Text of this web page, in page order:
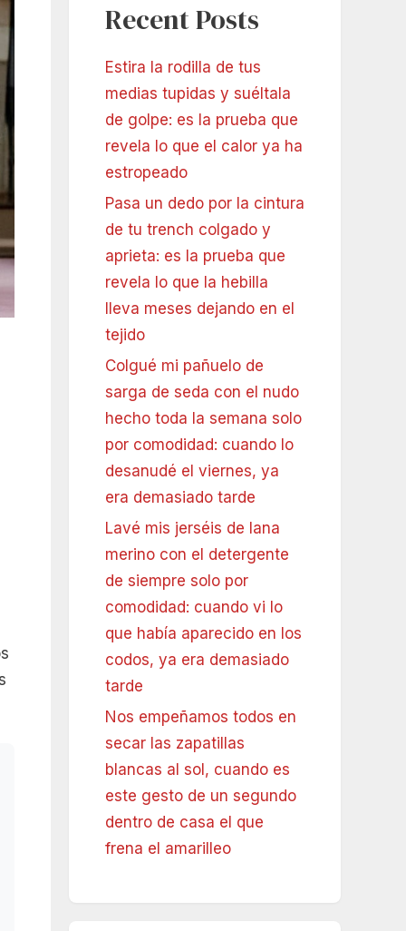
Recent Posts
Estira la rodilla de tus
medias tupidas y suéltala
de golpe: es la prueba que
revela lo que el calor ya ha
estropeado
Pasa un dedo por la cintura
de tu trench colgado y
aprieta: es la prueba que
revela lo que la hebilla
lleva meses dejando en el
tejido
Colgué mi pañuelo de
sarga de seda con el nudo
hecho toda la semana solo
por comodidad: cuando lo
desanudé el viernes, ya
era demasiado tarde
Lavé mis jerséis de lana
merino con el detergente
de siempre solo por
comodidad: cuando vi lo
que había aparecido en los
codos, ya era demasiado
tarde
Nos empeñamos todos en
secar las zapatillas
blancas al sol, cuando es
este gesto de un segundo
dentro de casa el que
frena el amarilleo